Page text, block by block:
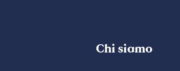
Chi siamo